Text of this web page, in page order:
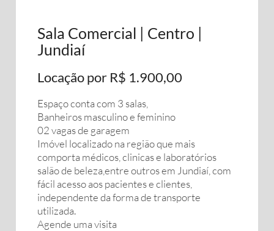
Sala Comercial | Centro |
Jundiaí
Locação por R$ 1.900,00
Espaço conta com 3 salas,
Banheiros masculino e feminino
02 vagas de garagem
Imóvel localizado na região que mais
comporta médicos, clinicas e laboratórios
salão de beleza,entre outros em Jundiaí, com
fácil acesso aos pacientes e clientes,
independente da forma de transporte
utilizada.
Agende uma visita